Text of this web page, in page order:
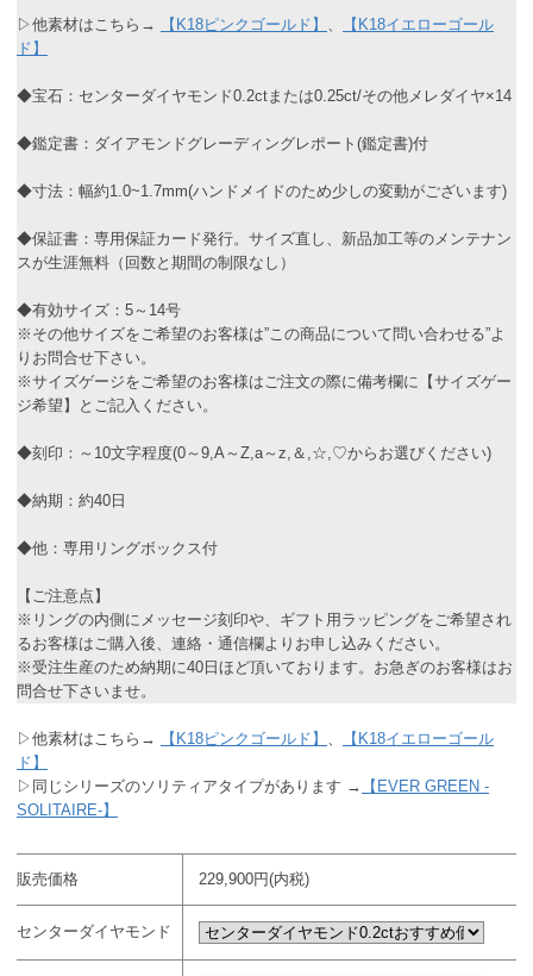
▷他素材はこちら→ 【K18ピンクゴールド】 、
【K18イエローゴール
ド】
◆宝石：センターダイヤモンド0.2ctまたは0.25ct/その他メレダイヤ×14
◆鑑定書：ダイアモンドグレーディングレポート(鑑定書)付
◆寸法：幅約1.0~1.7mm(ハンドメイドのため少しの変動がございます)
◆保証書：専用保証カード発行。サイズ直し、新品加工等のメンテナン
スが生涯無料（回数と期間の制限なし）
◆有効サイズ：5～14号
※その他サイズをご希望のお客様は”この商品について問い合わせる”よ
りお問合せ下さい。
※サイズゲージをご希望のお客様はご注文の際に備考欄に【サイズゲー
ジ希望】とご記入ください。
◆刻印：～10文字程度(0～9,A～Z,a～z,＆,☆,♡からお選びください)
◆納期：約40日
◆他：専用リングボックス付
【ご注意点】
※リングの内側にメッセージ刻印や、ギフト用ラッピングをご希望され
るお客様はご購入後、連絡・通信欄よりお申し込みください。
※受注生産のため納期に40日ほど頂いております。お急ぎのお客様はお
問合せ下さいませ。
▷他素材はこちら→ 【K18ピンクゴールド】 、
【K18イエローゴール
ド】
▷同じシリーズのソリティアタイプがあります →
【EVER GREEN -
SOLITAIRE-】
販売価格 229,900円(内税)
センターダイヤモンド